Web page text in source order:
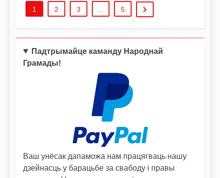
1 2 3 5
Падтрымайце каманду Народнай
Грамады!
Ваш унёсак дапаможа нам працягваць нашу
дзейнасць у барацьбе за свабоду і правы